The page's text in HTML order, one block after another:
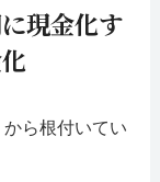
現金化す
ら根付いてい